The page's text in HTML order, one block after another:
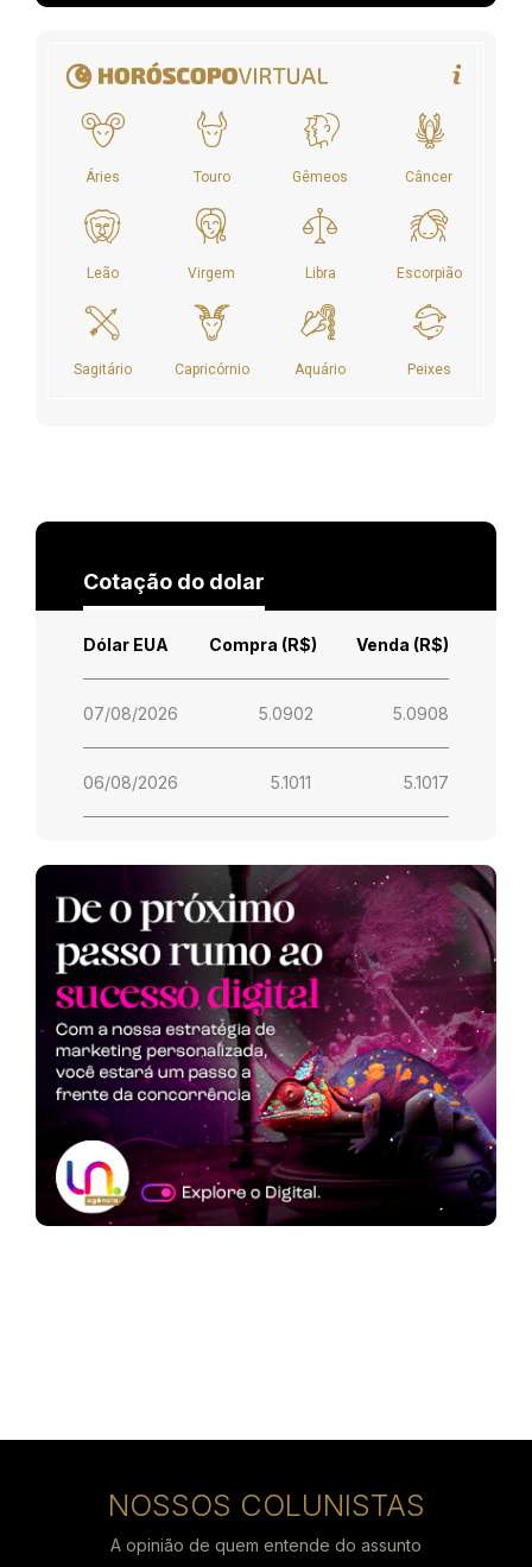
Cotação do dolar
Dólar EUA Compra (R$) Venda (R$)
07/08/2026 5.0902 5.0908
06/08/2026 5.1011 5.1017
NOSSOS COLUNISTAS
A opinião de quem entende do assunto